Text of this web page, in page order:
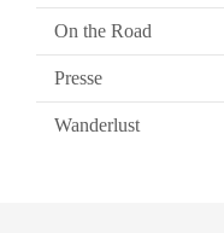
On the Road
Presse
Wanderlust